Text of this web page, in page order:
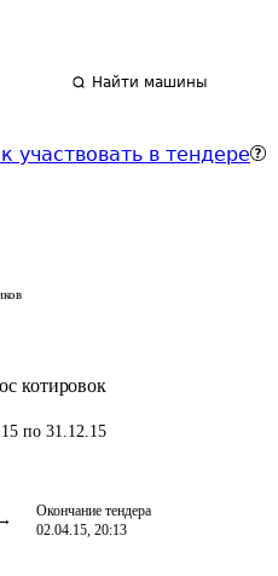
Найти машины
участвовать в тендере
котировок
по 31.12.15
Окончание тендера
02.04.15, 20:13